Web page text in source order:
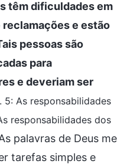
têm dificuldades em
e estão
pessoas são
para
e deveriam ser
5: As responsabilidades
responsabilidades dos
palavras de Deus me
tarefas simples e